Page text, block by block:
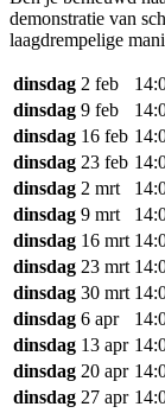
demonstratie van
laagdrempelige
dinsdag 2 feb
dinsdag 9 feb
dinsdag 16 feb
dinsdag 23 feb
dinsdag 2 mrt
dinsdag 9 mrt
dinsdag 16 mrt
dinsdag 23 mrt
dinsdag 30 mrt
dinsdag 6 apr
dinsdag 13 apr
dinsdag 20 apr
dinsdag 27 apr